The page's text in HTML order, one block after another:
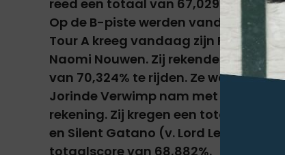
reed een totaal van 67,029% bij
Op de B-piste werden vandaag nog
Tour A kreeg vandaag zijn Prix St.
Naomi Nouwen. Zij rekende op de
van 70,324% te rijden. Ze was de
Jorinde Verwimp nam met Charmer
rekening. Zij kregen een totaal van
en Silent Gatano (v. Lord
totaalscore van 68,882%.